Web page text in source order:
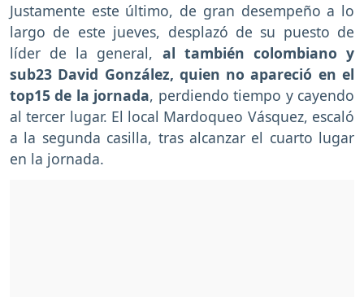
Justamente este último, de gran desempeño a lo
largo de este jueves, desplazó de su puesto de
líder de la general, al también colombiano y
sub23 David González, quien no apareció en el
top15 de la jornada, perdiendo tiempo y cayendo
al tercer lugar. El local Mardoqueo Vásquez, escaló
a la segunda casilla, tras alcanzar el cuarto lugar
en la jornada.